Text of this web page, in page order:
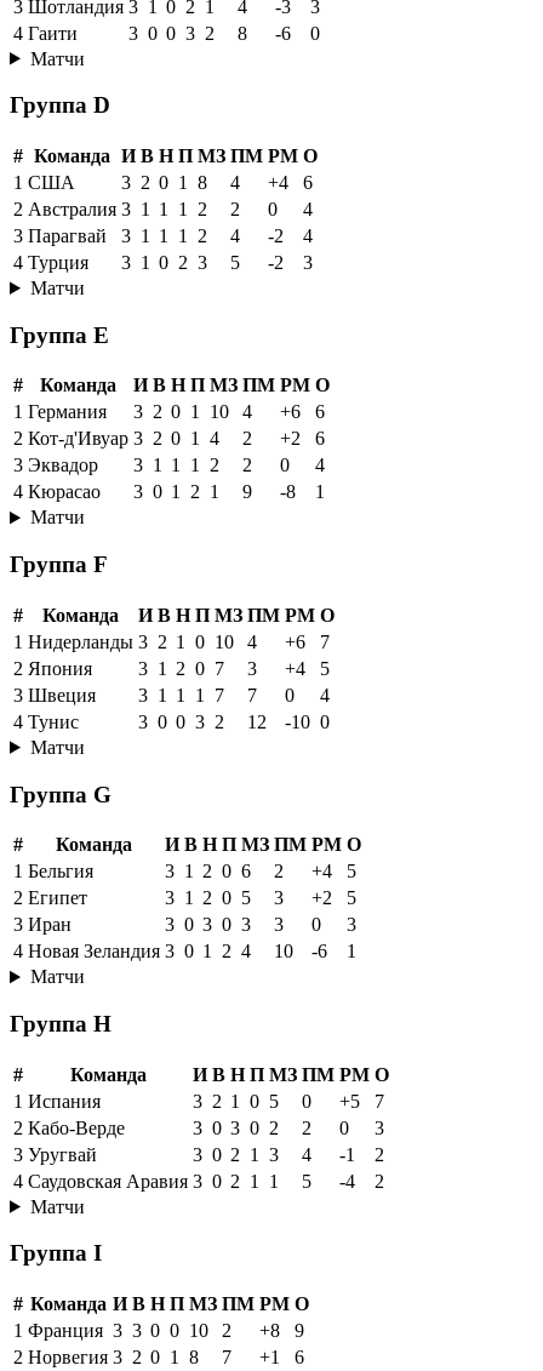
3 Шотландия 3 1 0 2 1 4 -3
3
4 Гаити 3 0 0 3 2 8 -6
0
Матчи
Группа D
# Команда И В Н П МЗ ПМ РМ О
1 США 3 2 0 1 8 4 +4
6
2 Австралия 3 1 1 1 2 2 0
4
3 Парагвай 3 1 1 1 2 4 -2
4
4 Турция 3 1 0 2 3 5 -2
3
Матчи
Группа E
# Команда И В Н П МЗ ПМ РМ О
1 Германия 3 2 0 1 10 4 +6
6
2 Кот-д'Ивуар 3 2 0 1 4 2 +2
6
3 Эквадор 3 1 1 1 2 2 0
4
4 Кюрасао 3 0 1 2 1 9 -8
1
Матчи
Группа F
# Команда И В Н П МЗ ПМ РМ О
1 Нидерланды 3 2 1 0 10 4 +6
7
2 Япония 3 1 2 0 7 3 +4
5
3 Швеция 3 1 1 1 7 7 0
4
4 Тунис 3 0 0 3 2 12 -10 0
Матчи
Группа G
# Команда И В Н П МЗ ПМ РМ О
1 Бельгия 3 1 2 0 6 2 +4
5
2 Египет 3 1 2 0 5 3 +2
5
3 Иран 3 0 3 0 3 3 0
3
4 Новая Зеландия 3 0 1 2 4 10 -6
1
Матчи
Группа H
# Команда И В Н П МЗ ПМ РМ О
1 Испания 3 2 1 0 5 0 +5
7
2 Кабо-Верде 3 0 3 0 2 2 0
3
3 Уругвай 3 0 2 1 3 4 -1
2
4 Саудовская Аравия 3 0 2 1 1 5 -4
2
Матчи
Группа I
# Команда И В Н П МЗ ПМ РМ О
1 Франция 3 3 0 0 10 2 +8
9
2 Норвегия 3 2 0 1 8 7 +1
6